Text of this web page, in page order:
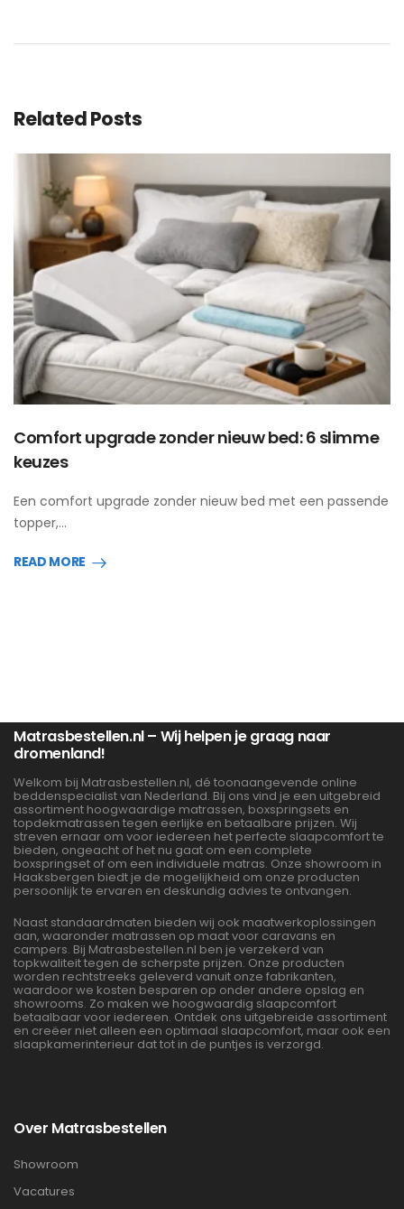
Related Posts
Comfort upgrade zonder nieuw bed: 6 slimme
keuzes
Een comfort upgrade zonder nieuw bed met een passende
topper,…
READ MORE
Matrasbestellen.nl – Wij helpen je graag naar
dromenland!
Welkom bij Matrasbestellen.nl, dé toonaangevende online
beddenspecialist van Nederland. Bij ons vind je een uitgebreid
assortiment hoogwaardige matrassen, boxspringsets en
topdekmatrassen tegen eerlijke en betaalbare prijzen. Wij
streven ernaar om voor iedereen het perfecte slaapcomfort te
bieden, ongeacht of het nu gaat om een complete
boxspringset of om een individuele matras. Onze showroom in
Haaksbergen biedt je de mogelijkheid om onze producten
persoonlijk te ervaren en deskundig advies te ontvangen.
Naast standaardmaten bieden wij ook maatwerkoplossingen
aan, waaronder matrassen op maat voor caravans en
campers. Bij Matrasbestellen.nl ben je verzekerd van
topkwaliteit tegen de scherpste prijzen. Onze producten
worden rechtstreeks geleverd vanuit onze fabrikanten,
waardoor we kosten besparen op onder andere opslag en
showrooms. Zo maken we hoogwaardig slaapcomfort
betaalbaar voor iedereen. Ontdek ons uitgebreide assortiment
en creëer niet alleen een optimaal slaapcomfort, maar ook een
slaapkamerinterieur dat tot in de puntjes is verzorgd.
Over Matrasbestellen
Showroom
Vacatures